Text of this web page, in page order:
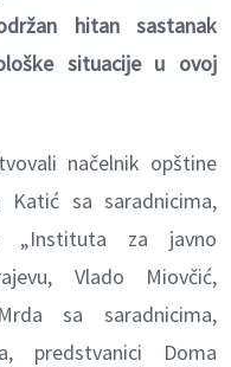
hitan sastanak
situacije u ovoj
načelnik opštine
Katić sa saradnicima,
„Instituta za javno
Vlado Miovčić,
sa saradnicima,
predstvanici Doma